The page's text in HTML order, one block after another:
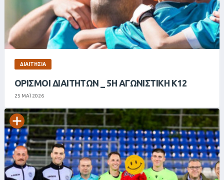
ΔΙΑΙΤΗΣΊΑ
ΟΡΙΣΜΟΊ ΔΙΑΙΤΗΤΏΝ _ 5Η ΑΓΩΝΙΣΤΙΚΉ Κ12
25 ΜΑΪ 2026